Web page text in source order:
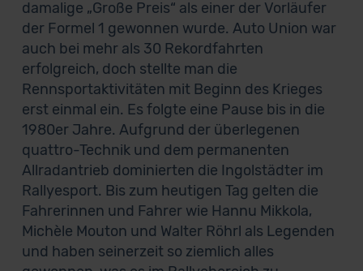
damalige „Große Preis“ als einer der Vorläufer
der Formel 1 gewonnen wurde. Auto Union war
auch bei mehr als 30 Rekordfahrten
erfolgreich, doch stellte man die
Rennsportaktivitäten mit Beginn des Krieges
erst einmal ein. Es folgte eine Pause bis in die
1980er Jahre. Aufgrund der überlegenen
quattro-Technik und dem permanenten
Allradantrieb dominierten die Ingolstädter im
Rallyesport. Bis zum heutigen Tag gelten die
Fahrerinnen und Fahrer wie Hannu Mikkola,
Michèle Mouton und Walter Röhrl als Legenden
und haben seinerzeit so ziemlich alles